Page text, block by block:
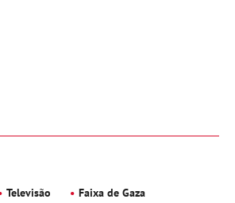
Televisão
Faixa de Gaza